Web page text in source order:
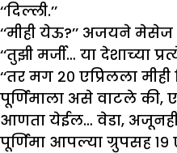
‘‘दिल्ली.’’
‘‘मीही येऊ?’’ अजयने
‘‘तुझी मर्जी… या
‘‘तर मग २० एप्रिलला
पूर्णिमाला असे वाटले की,
आणता येईल… वेडा, अजूनही
पूर्णिमा आपल्या ग्रुपसह १९